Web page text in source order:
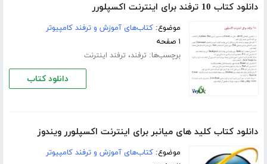
دانلود کتاب 10 ترفند برای اینترنت اکسپلورر
موضوع:کتاب‌های آموزش و ترفند کامپیوتر
۱ صفحه
برچسب‌ها: ترفند، ترفند اینترنت
دانلود کتاب
دانلود کتاب کلید های میانبر برای اینترنت اکسپلورر ویندوز
موضوع:کتاب‌های آموزش و ترفند کامپیوتر